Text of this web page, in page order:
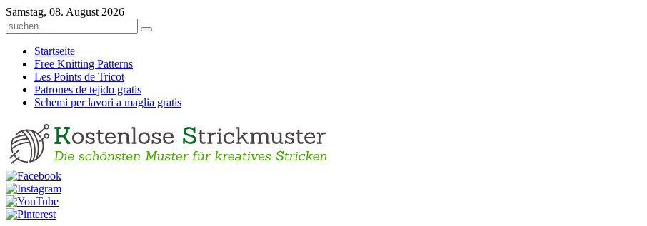
Samstag, 08. August 2026
Startseite
Free Knitting Patterns
Les Points de Tricot
Patrones de tejido gratis
Schemi per lavori a maglia gratis